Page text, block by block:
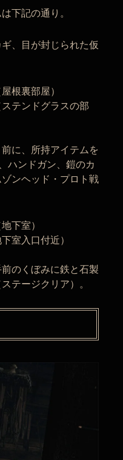
下記の通り。
、目が封じられた仮
根裏部屋）
テンドグラスの部
に、所持アイテムを
ハンドガン、鎧のカ
ンヘッド・プロト戦
下室）
室入口付近）
のくぼみに鉄と石製
テージクリア）。